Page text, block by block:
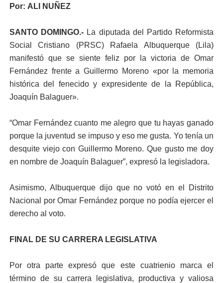
Por: ALI NUÑEZ
SANTO DOMINGO.- La diputada del Partido Reformista
Social Cristiano (PRSC) Rafaela Albuquerque (Lila)
manifestó que se siente feliz por la victoria de Omar
Fernández frente a Guillermo Moreno «por la memoria
histórica del fenecido y expresidente de la República,
Joaquín Balaguer».
“Omar Fernández cuanto me alegro que tu hayas ganado
porque la juventud se impuso y eso me gusta. Yo tenía un
desquite viejo con Guillermo Moreno. Que gusto me doy
en nombre de Joaquín Balaguer”, expresó la legisladora.
Asimismo, Albuquerque dijo que no votó en el Distrito
Nacional por Omar Fernández porque no podía ejercer el
derecho al voto.
FINAL DE SU CARRERA LEGISLATIVA
Por otra parte expresó que este cuatrienio marca el
término de su carrera legislativa, productiva y valiosa